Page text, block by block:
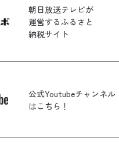
朝日放送テレビが
運営するふるさと
納税サイト
公式Youtubeチャンネル
はこちら！